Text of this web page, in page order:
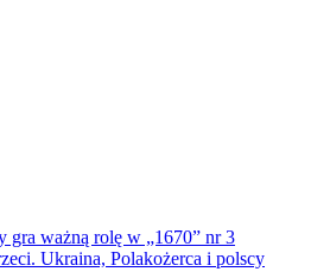
gra ważną rolę w „1670” nr 3
Ukraina, Polakożerca i polscy